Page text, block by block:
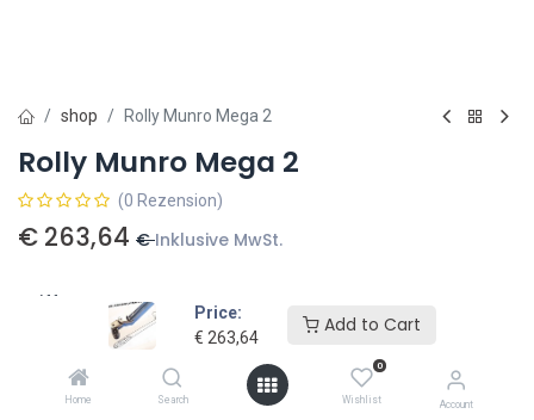
Price:
€ 263,64
Add to Cart
Home Search
0
Wishlist Account
shop Rolly Munro Mega 2
Rolly Munro Mega 2
(0 Rezension)
€ 263,64 € Inklusive MwSt.
Griff
met handvat € 319,00